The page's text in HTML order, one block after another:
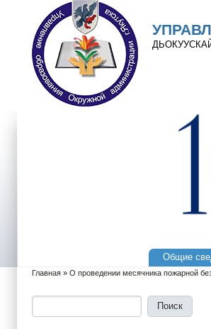
Перейти к основному содержанию
Skip to search
Общие
Вы здесь
Главная » О проведении месячника пожарной